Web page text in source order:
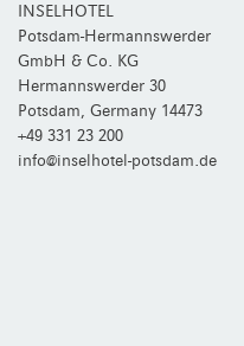
INSELHOTEL
Potsdam-Hermannswerder
GmbH & Co. KG
Hermannswerder 30
Potsdam, Germany 14473
+49 331 23 200
info@inselhotel-potsdam.de